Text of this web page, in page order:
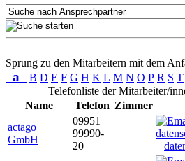
Sprung zu den Mitarbeitern mit dem
a B D E F G H K L M N O P R S T
Telefonliste der Mitarbeiter/
Name
Telefon Zimmer
actago
GmbH
09951
99990-
20